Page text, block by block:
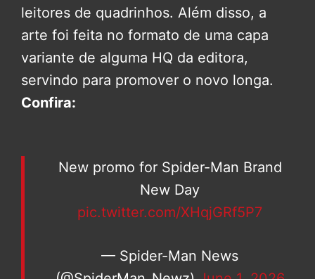
leitores de quadrinhos. Além disso, a
arte foi feita no formato de uma capa
variante de alguma HQ da editora,
servindo para promover o novo longa.
Confira:
New promo for Spider-Man Brand
New Day
pic.twitter.com/XHqjGRf5P7
— Spider-Man News